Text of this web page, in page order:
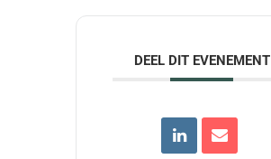
DEEL DIT EVENEMENT